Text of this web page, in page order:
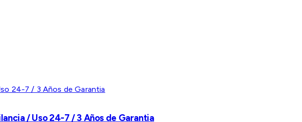
/ Uso 24-7 / 3 Años de Garantia